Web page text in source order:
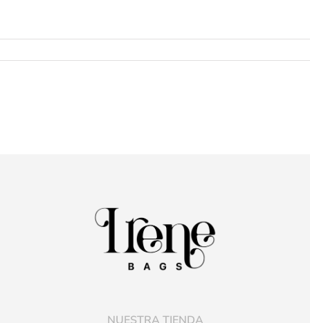
NUESTRA TIENDA